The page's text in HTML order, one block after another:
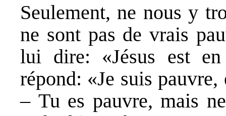
Seulement, ne nous y
ne sont pas de vrais
lui dire: «Jésus est en
répond: «Je suis
– Tu es pauvre, mais